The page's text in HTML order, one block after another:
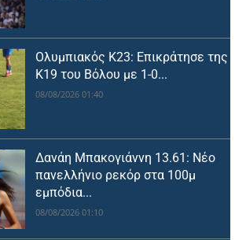
Ολυμπιακός Κ23: Επικράτησε της
Κ19 του Βόλου με 1-0...
08/08/2026 01:40
Δανάη Μπακογιάννη 13.61: Νέο
πανελλήνιο ρεκόρ στα 100μ
εμπόδια...
08/08/2026 01:10